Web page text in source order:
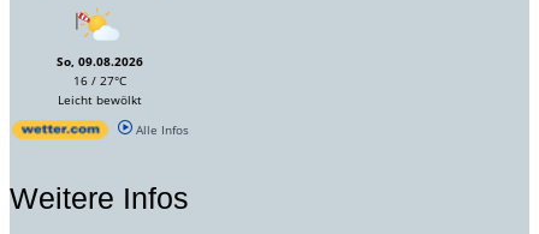
So, 09.08.2026
16 / 27°C
Leicht bewölkt
Alle Infos
Weitere Infos